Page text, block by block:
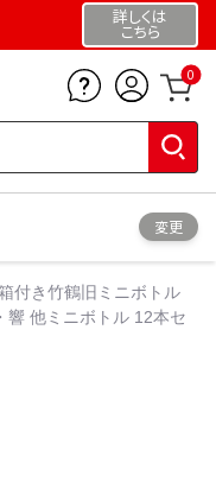
詳しくは
こちら
0
変更
付き竹鶴旧ミニボトル
他ミニボトル 12本セ